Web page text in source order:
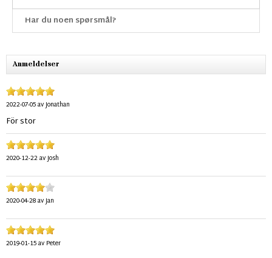
Har du noen spørsmål?
Anmeldelser
2022-07-05avJonathan
För stor
2020-12-22avJosh
2020-04-28avJan
2019-01-15av Peter